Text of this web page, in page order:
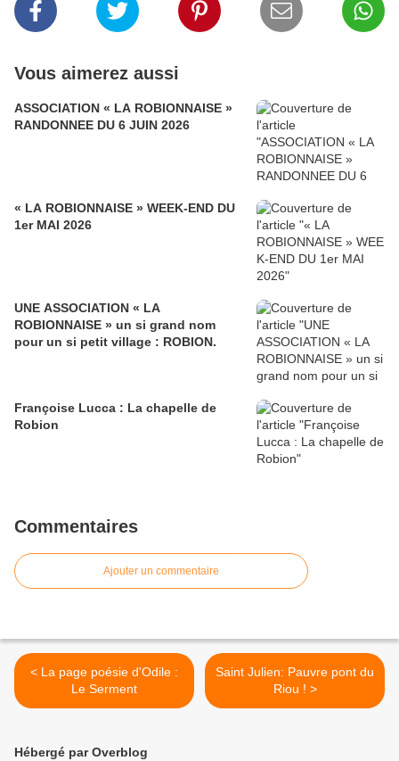
Vous aimerez aussi
ASSOCIATION « LA ROBIONNAISE »
RANDONNEE DU 6 JUIN 2026
« LA ROBIONNAISE » WEEK-END DU
1er MAI 2026
UNE ASSOCIATION « LA
ROBIONNAISE » un si grand nom
pour un si petit village : ROBION.
Françoise Lucca : La chapelle de
Robion
Commentaires
Ajouter un commentaire
< La page poésie d'Odile :
Le Serment
Saint Julien: Pauvre pont du
Riou ! >
Hébergé par Overblog